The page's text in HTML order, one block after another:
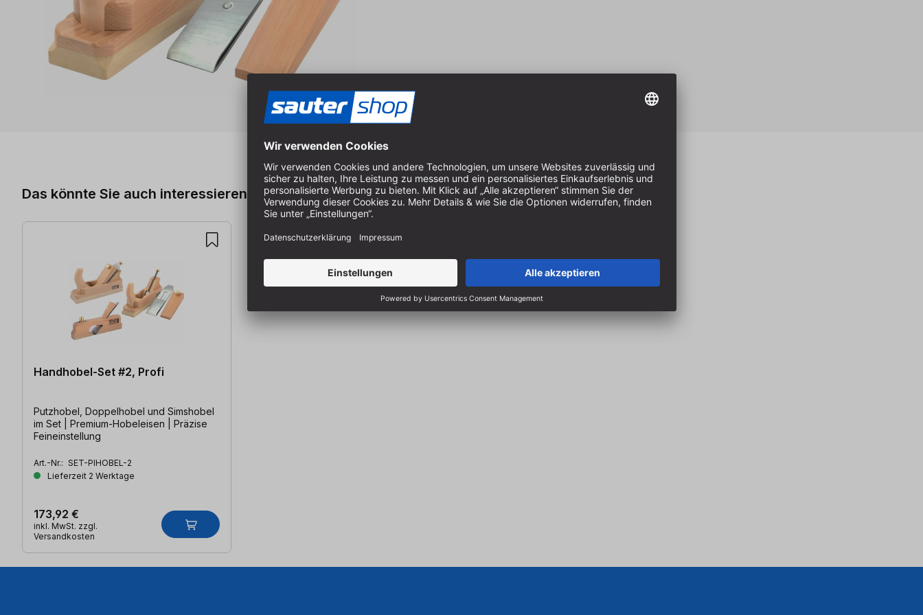
Das könnte Sie auch interessieren
Handhobel-Set #2, Profi
Putzhobel, Doppelhobel und Simshobel
im Set | Premium-Hobeleisen | Präzise
Feineinstellung
Art.-Nr.: SET-PIHOBEL-2
Lieferzeit 2 Werktage
173,92 €
inkl. MwSt. zzgl.
Versandkosten